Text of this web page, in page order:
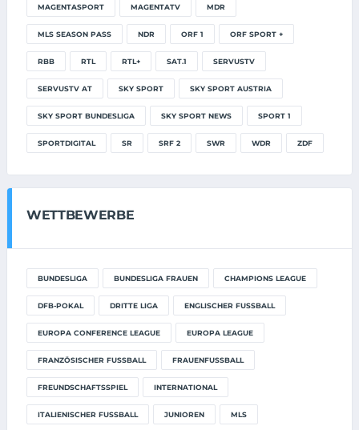
MAGENTASPORT MAGENTATV MDR
MLS SEASON PASS NDR ORF 1 ORF SPORT +
RBB RTL RTL+ SAT.1 SERVUSTV
SERVUSTV AT SKY SPORT SKY SPORT AUSTRIA
SKY SPORT BUNDESLIGA SKY SPORT NEWS SPORT 1
SPORTDIGITAL SR SRF 2 SWR WDR ZDF
WETTBEWERBE
BUNDESLIGA BUNDESLIGA FRAUEN CHAMPIONS LEAGUE
DFB-POKAL DRITTE LIGA ENGLISCHER FUSSBALL
EUROPA CONFERENCE LEAGUE EUROPA LEAGUE
FRANZÖSISCHER FUSSBALL FRAUENFUSSBALL
FREUNDSCHAFTSSPIEL INTERNATIONAL
ITALIENISCHER FUSSBALL JUNIOREN MLS